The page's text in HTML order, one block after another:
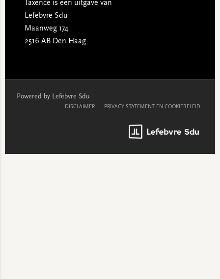
Taxence is een uitgave van
Lefebvre Sdu
Maanweg 174
2516 AB Den Haag
Powered by Lefebvre Sdu
DISCLAIMER PRIVACY STATEMENT EN COOKIEBELEID